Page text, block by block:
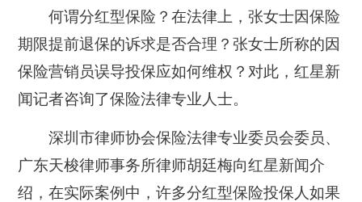
何谓分红型保险？在法律上，张女士因保险
期限提前退保的诉求是否合理？张女士所称的因
保险营销员误导投保应如何维权？对此，红星新
闻记者咨询了保险法律专业人士。
深圳市律师协会保险法律专业委员会委员、
广东天梭律师事务所律师胡廷梅向红星新闻介
绍，在实际案例中，许多分红型保险投保人如果